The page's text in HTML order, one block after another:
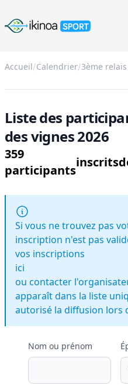
Ikinoa Sport
Accueil Calendrier 3ème
Liste des
des vignes 2026
359
participants
inscrits
Si vous ne trouvez pas
inscription n'est pas
vos inscriptions
ici
ou contacter
apparaît dans la liste
autorisé la diffusion lors
Nom ou prénom